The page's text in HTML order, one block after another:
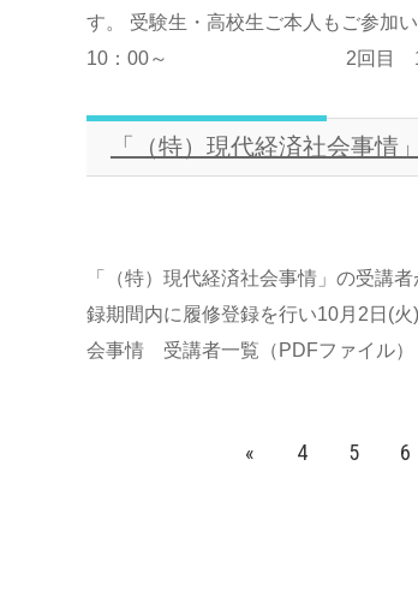
す。 受験生・高校生ご本人
10：00～ 2回目 13：00～
「（特）現代経済社会事情
「（特）現代経済社会事情」の受講
録期間内に履修登録を行い10月2
会事情 受講者一覧（PDFファイル
« 4 5 6